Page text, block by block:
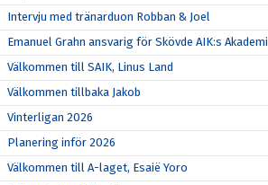
Intervju med tränarduon Robban & Joel
Emanuel Grahn ansvarig för Skövde AIK:s Akademi
Välkommen till SAIK, Linus Land
Välkommen tillbaka Jakob
Vinterligan 2026
Planering inför 2026
Välkommen till A-laget, Esaië Yoro